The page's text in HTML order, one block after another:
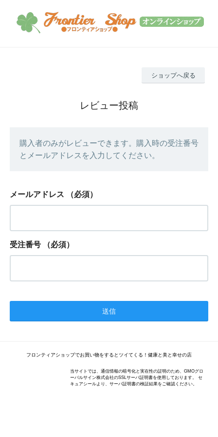
ショップへ戻る
レビュー投稿
購入者のみがレビューできます。購入時の受注番号
とメールアドレスを入力してください。
メールアドレス （必須）
受注番号 （必須）
フロンティアショップでお買い物をするとツイてくる！健康と美と幸せの店
当サイトでは、通信情報の暗号化と実在性の証明のため、GMOグロ
ーバルサイン株式会社のSSLサーバ証明書を使用しております。 セ
キュアシールより、サーバ証明書の検証結果をご確認ください。